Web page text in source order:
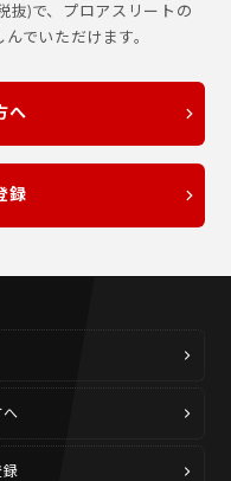
抜)で、プロアスリートの
でいただけます。
へ
録
へ
録